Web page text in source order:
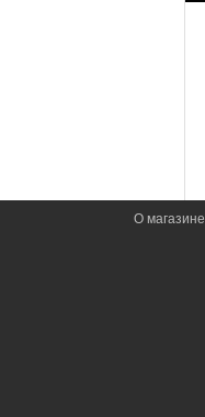
О магазине